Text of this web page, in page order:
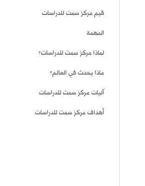
قيم مركز سمت للدراسات
المهمة
لماذا مركز سمت للدراسات؟
ماذا يحدث في العالم؟
آليات مركز سمت للدراسات
أهداف مركز سمت للدراسات